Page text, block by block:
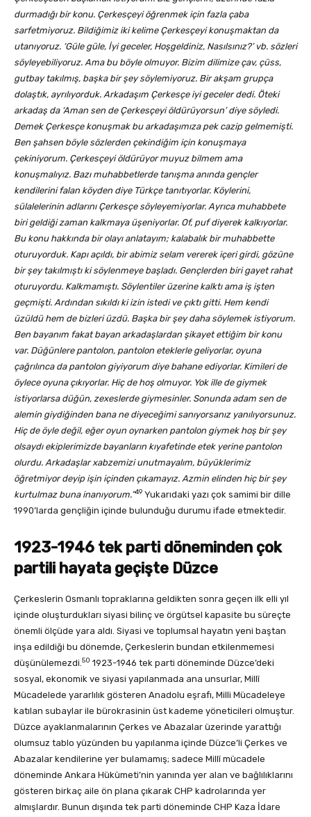
durmadığı bir konu. Çerkesçeyi öğrenmek için fazla çaba
sarfetmiyoruz. Bildiğimiz iki kelime Çerkesçeyi konuşmaktan da
utanıyoruz. ‘Güle güle, İyi geceler, Hoşgeldiniz, Nasılsınız?’ vb. sözleri
söyleyebiliyoruz. Ama bu böyle olmuyor. Bizim dilimize çav, çüss,
gutbay takılmış, başka bir şey söylemiyoruz. Bir akşam grupça
dolaştık, ayrılıyorduk. Arkadaşım Çerkesçe iyi geceler dedi. Öteki
arkadaş da ‘Aman sen de Çerkesçeyi öldürüyorsun’ diye söyledi.
Demek Çerkesçe konuşmak bu arkadaşımıza pek cazip gelmemişti.
Ben şahsen böyle sözlerden çekindiğim için konuşmaya
çekiniyorum. Çerkesçeyi öldürüyor muyuz bilmem ama
konuşmalıyız. Bazı muhabbetlerde tanışma anında gençler
kendilerini falan köyden diye Türkçe tanıtıyorlar. Köylerini,
sülalelerinin adlarını Çerkesçe söyleyemiyorlar. Ayrıca muhabbete
biri geldiği zaman kalkmaya üşeniyorlar. Of, puf diyerek kalkıyorlar.
Bu konu hakkında bir olayı anlatayım; kalabalık bir muhabbette
oturuyorduk. Kapı açıldı, bir abimiz selam vererek içeri girdi, gözüne
bir şey takılmıştı ki söylenmeye başladı. Gençlerden biri gayet rahat
oturuyordu. Kalkmamıştı. Söylentiler üzerine kalktı ama iş işten
geçmişti. Ardından sıkıldı ki izin istedi ve çıktı gitti. Hem kendi
üzüldü hem de bizleri üzdü. Başka bir şey daha söylemek istiyorum.
Ben bayanım fakat bayan arkadaşlardan şikayet ettiğim bir konu
var. Düğünlere pantolon, pantolon eteklerle geliyorlar, oyuna
çağrılınca da pantolon giyiyorum diye bahane ediyorlar. Kimileri de
öylece oyuna çıkıyorlar. Hiç de hoş olmuyor. Yok ille de giymek
istiyorlarsa düğün, zexeslerde giymesinler. Sonunda adam sen de
alemin giydiğinden bana ne diyeceğimi sanıyorsanız yanılıyorsunuz.
Hiç de öyle değil, eğer oyun oynarken pantolon giymek hoş bir şey
olsaydı ekiplerimizde bayanların kıyafetinde etek yerine pantolon
olurdu. Arkadaşlar xabzemizi unutmayalım, büyüklerimiz
öğretmiyor deyip işin içinden çıkamayız. Azmin elinden hiç bir şey
kurtulmaz buna inanıyorum.”49 Yukarıdaki yazı çok samimi bir dille
1990’larda gençliğin içinde bulunduğu durumu ifade etmektedir.
1923-1946 tek parti döneminden çok
partili hayata geçişte Düzce
Çerkeslerin Osmanlı topraklarına geldikten sonra geçen ilk elli yıl
içinde oluşturdukları siyasi bilinç ve örgütsel kapasite bu süreçte
önemli ölçüde yara aldı. Siyasi ve toplumsal hayatın yeni baştan
inşa edildiği bu dönemde, Çerkeslerin bundan etkilenmemesi
düşünülemezdi.50 1923-1946 tek parti döneminde Düzce’deki
sosyal, ekonomik ve siyasi yapılanmada ana unsurlar, Millî
Mücadelede yararlılık gösteren Anadolu eşrafı, Milli Mücadeleye
katılan subaylar ile bürokrasinin üst kademe yöneticileri olmuştur.
Düzce ayaklanmalarının Çerkes ve Abazalar üzerinde yarattığı
olumsuz tablo yüzünden bu yapılanma içinde Düzce’li Çerkes ve
Abazalar kendilerine yer bulamamış; sadece Millî mücadele
döneminde Ankara Hükümeti’nin yanında yer alan ve bağlılıklarını
gösteren birkaç aile ön plana çıkarak CHP kadrolarında yer
almışlardır. Bunun dışında tek parti döneminde CHP Kaza İdare